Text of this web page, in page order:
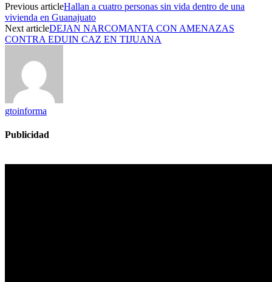
Previous articleHallan a cuatro personas sin vida dentro de una
vivienda en Guanajuato
Next articleDEJAN NARCOMANTA CON AMENAZAS
CONTRA EDUIN CAZ EN TIJUANA
gtoinforma
Publicidad